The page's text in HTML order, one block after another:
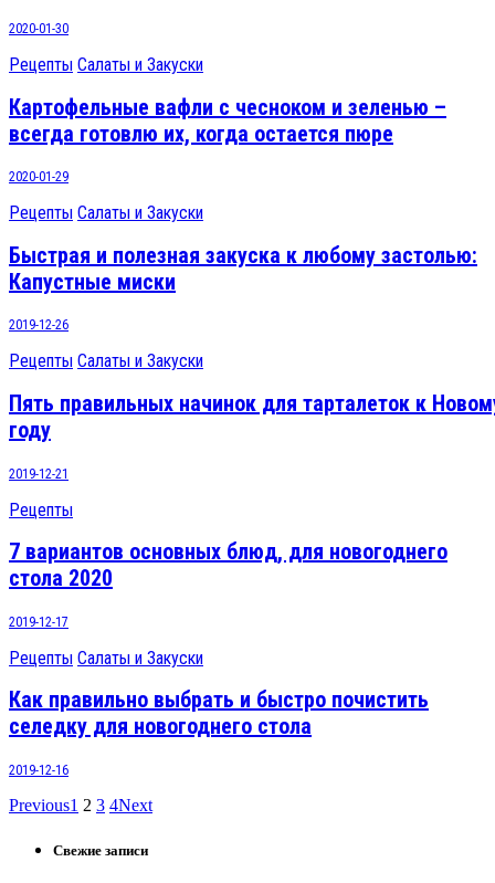
2020-01-30
Рецепты Салаты и Закуски
Картофельные вафли с чесноком и зеленью –
всегда готовлю их, когда остается пюре
2020-01-29
Рецепты Салаты и Закуски
Быстрая и полезная закуска к любому застолью:
Капустные миски
2019-12-26
Рецепты Салаты и Закуски
Пять правильных начинок для тарталеток к
году
2019-12-21
Рецепты
7 вариантов основных блюд, для новогоднего
стола 2020
2019-12-17
Рецепты Салаты и Закуски
Как правильно выбрать и быстро почистить
селедку для новогоднего стола
2019-12-16
Previous1 2 3 4Next
Свежие записи